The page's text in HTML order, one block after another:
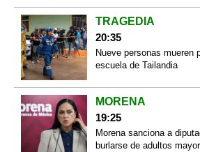
TRAGEDIA
20:35
Nueve personas mueren
escuela de Tailandia
MORENA
19:25
Morena sanciona a
burlarse de adultos